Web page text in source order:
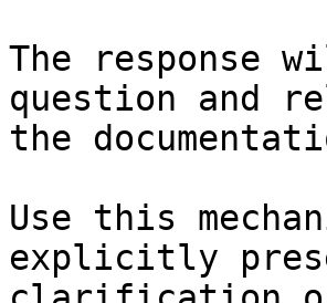
The response
question and
the
Use this
explicitly